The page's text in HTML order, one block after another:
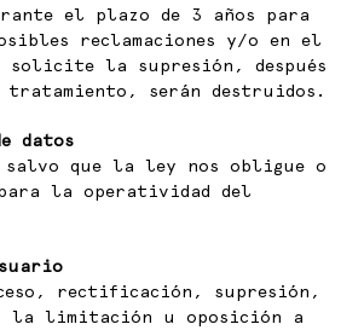
el plazo de 3 años para
reclamaciones y/o en el
solicite la supresión, después
tratamiento, serán destruidos.
datos
salvo que la ley nos obligue o
la operatividad del
rectificación, supresión,
la limitación u oposición a